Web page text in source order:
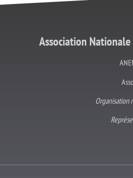
Association
Organisation